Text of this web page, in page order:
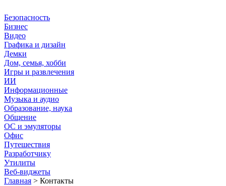
Безопасность
Бизнес
Видео
Графика и дизайн
Демки
Дом, семья, хобби
Игры и развлечения
ИИ
Информационные
Музыка и аудио
Образование, наука
Общение
ОС и эмуляторы
Офис
Путешествия
Разработчику
Утилиты
Веб-виджеты
Главная > Контакты